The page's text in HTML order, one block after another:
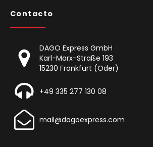
Contacto
DAGO Express GmbH
Karl-Marx-Straße 193
15230 Frankfurt (Oder)
+49 335 277 130 08
mail@dagoexpress.com